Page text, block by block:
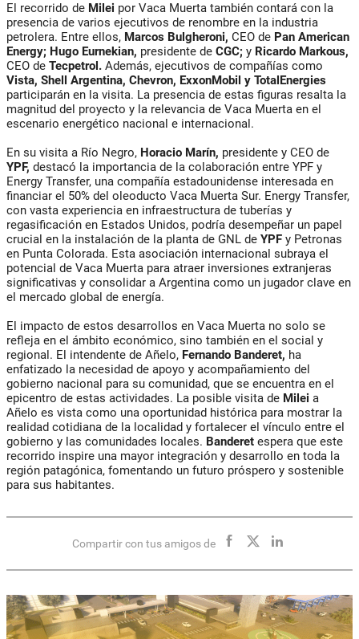
El recorrido de Milei por Vaca Muerta también contará con la
presencia de varios ejecutivos de renombre en la industria
petrolera. Entre ellos, Marcos Bulgheroni, CEO de Pan American
Energy; Hugo Eurnekian, presidente de CGC; y Ricardo Markous,
CEO de Tecpetrol. Además, ejecutivos de compañías como
Vista, Shell Argentina, Chevron, ExxonMobil y TotalEnergies
participarán en la visita. La presencia de estas figuras resalta la
magnitud del proyecto y la relevancia de Vaca Muerta en el
escenario energético nacional e internacional.
En su visita a Río Negro, Horacio Marín, presidente y CEO de
YPF, destacó la importancia de la colaboración entre YPF y
Energy Transfer, una compañía estadounidense interesada en
financiar el 50% del oleoducto Vaca Muerta Sur. Energy Transfer,
con vasta experiencia en infraestructura de tuberías y
regasificación en Estados Unidos, podría desempeñar un papel
crucial en la instalación de la planta de GNL de YPF y Petronas
en Punta Colorada. Esta asociación internacional subraya el
potencial de Vaca Muerta para atraer inversiones extranjeras
significativas y consolidar a Argentina como un jugador clave en
el mercado global de energía.
El impacto de estos desarrollos en Vaca Muerta no solo se
refleja en el ámbito económico, sino también en el social y
regional. El intendente de Añelo, Fernando Banderet, ha
enfatizado la necesidad de apoyo y acompañamiento del
gobierno nacional para su comunidad, que se encuentra en el
epicentro de estas actividades. La posible visita de Milei a
Añelo es vista como una oportunidad histórica para mostrar la
realidad cotidiana de la localidad y fortalecer el vínculo entre el
gobierno y las comunidades locales. Banderet espera que este
recorrido inspire una mayor integración y desarrollo en toda la
región patagónica, fomentando un futuro próspero y sostenible
para sus habitantes.
Compartir con tus amigos de